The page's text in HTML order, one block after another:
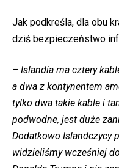
Jak podkreśla, dla obu
dziś bezpieczeństwo
– Islandia ma cztery
a dwa z kontynentem
tylko dwa takie kable i
podwodne, jest duże
Dodatkowo Islandczycy
widzieliśmy wcześniej